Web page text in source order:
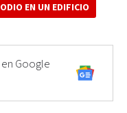
EN UN EDIFICIO
Google